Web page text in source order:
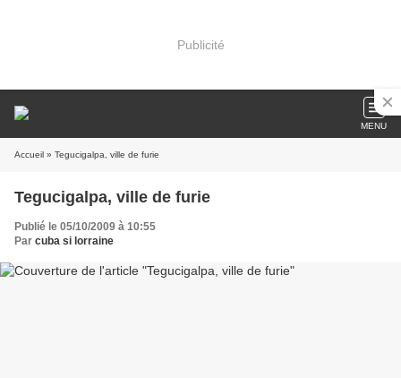
Publicité
MENU
Accueil » Tegucigalpa, ville de furie
Tegucigalpa, ville de furie
Publié le 05/10/2009 à 10:55
Par cuba si lorraine